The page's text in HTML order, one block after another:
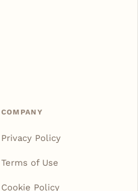
COMPANY
Privacy Policy
Terms of Use
Cookie Policy